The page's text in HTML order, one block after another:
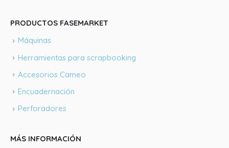
PRODUCTOS FASEMARKET
Máquinas
Herramientas para scrapbooking
Accesorios Cameo
Encuadernación
Perforadores
MÁS INFORMACIÓN